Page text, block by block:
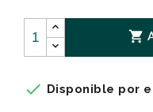

 Disponible por